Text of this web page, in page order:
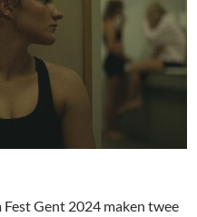
Gent 2024 maken twee